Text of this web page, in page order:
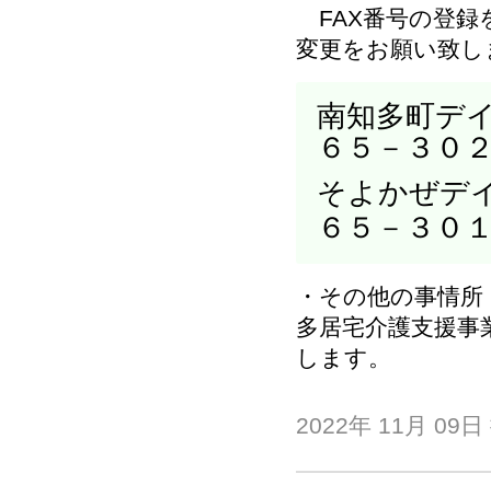
FAX番号の登録
変更をお願い致し
南知多町デ
６５－３０
そよかぜデ
６５－３０
・その他の事情
多居宅介護支援
します。
2022年 11月 09日